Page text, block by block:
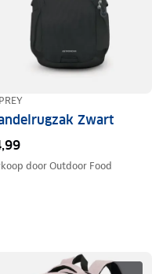
Zwart
doorOutdoor Food